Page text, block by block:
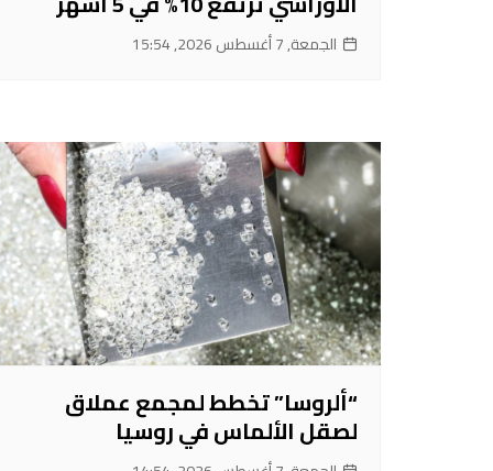
الجمعة, 7 أغسطس 2026, 15:54
“ألروسا” تخطط لمجمع عملاق
لصقل الألماس في روسيا